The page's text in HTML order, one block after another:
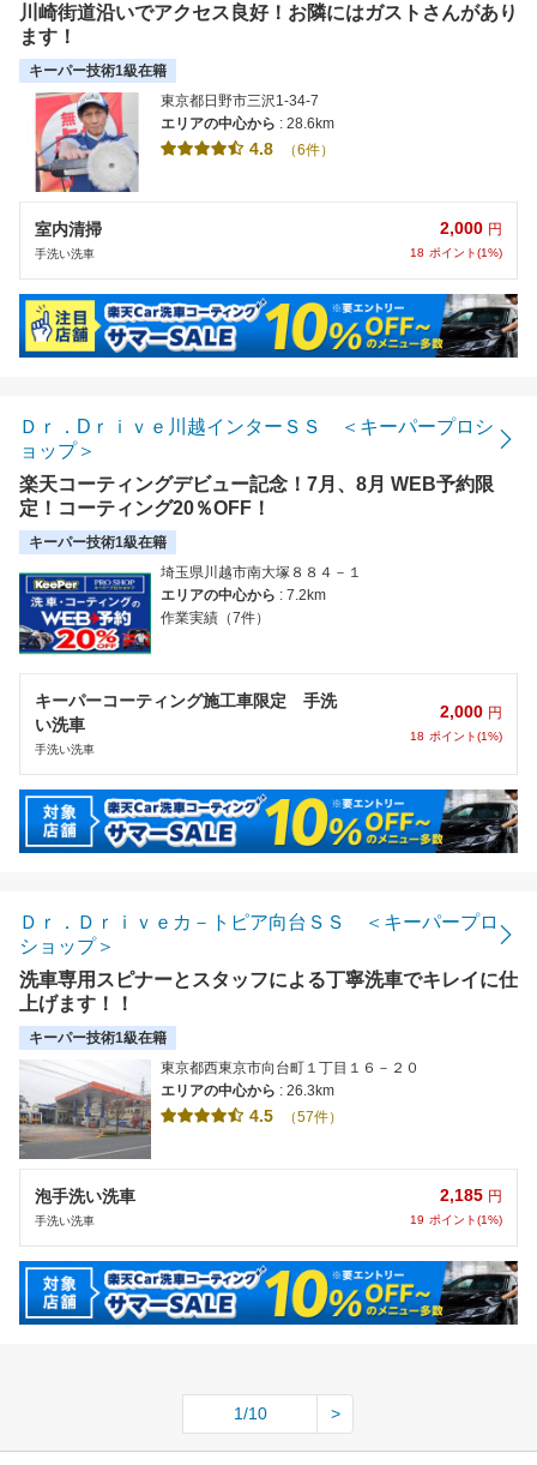
川崎街道沿いでアクセス良好！お隣にはガストさんがあり
ます！
キーパー技術1級在籍
東京都日野市三沢1-34-7
エリアの中心から : 28.6km
4.8 （6件）
室内清掃
手洗い洗車
2,000 円
18 ポイント(1%)
Ｄｒ．Dｒｉｖｅ川越インターＳＳ ＜キーパープロシ
ョップ＞
楽天コーティングデビュー記念！7月、8月 WEB予約限
定！コーティング20％OFF！
キーパー技術1級在籍
埼玉県川越市南大塚８８４－１
エリアの中心から : 7.2km
作業実績（7件）
キーパーコーティング施工車限定 手洗
い洗車
手洗い洗車
2,000 円
18 ポイント(1%)
Ｄｒ．Ｄｒｉｖｅカ－トピア向台ＳＳ ＜キーパープロ
ショップ＞
洗車専用スピナーとスタッフによる丁寧洗車でキレイに仕
上げます！！
キーパー技術1級在籍
東京都西東京市向台町１丁目１６－２０
エリアの中心から : 26.3km
4.5 （57件）
泡手洗い洗車
手洗い洗車
2,185 円
19 ポイント(1%)
1/10 >